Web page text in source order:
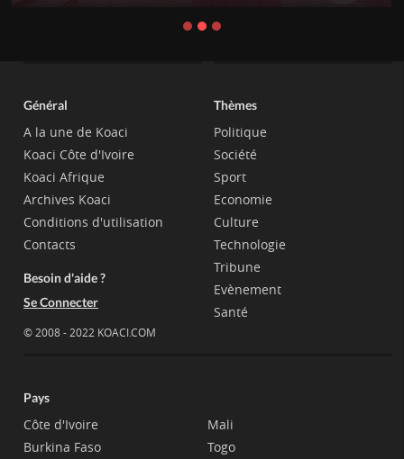
Général
A la une de Koaci
Koaci Côte d'Ivoire
Koaci Afrique
Archives Koaci
Conditions d'utilisation
Contacts
Besoin d'aide ?
Se Connecter
© 2008 - 2022 KOACI.COM
Thèmes
Politique
Société
Sport
Economie
Culture
Technologie
Tribune
Evènement
Santé
Pays
Côte d'Ivoire
Burkina Faso
Mali
Togo